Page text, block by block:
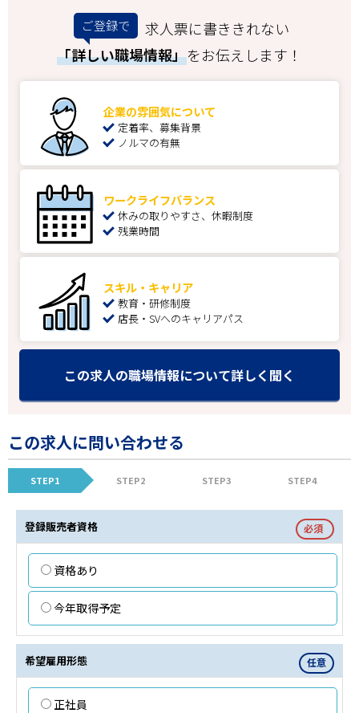
ご登録で
求人票に書ききれない
「詳しい職場情報」をお伝えします！
企業の雰囲気について
定着率、募集背景
ノルマの有無
ワークライフバランス
休みの取りやすさ、休暇制度
残業時間
スキル・キャリア
教育・研修制度
店長・SVへのキャリアパス
この求人の職場情報について詳しく聞く
この求人に問い合わせる
STEP1 STEP2 STEP3 STEP4
登録販売者資格 必須
資格あり
今年取得予定
希望雇用形態 任意
正社員